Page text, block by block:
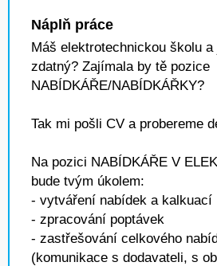
Náplň práce
Máš elektrotechnickou školu
zdatný? Zajímala by tě pozice
NABÍDKÁŘE/NABÍDKÁŘKY?
Tak mi pošli CV a probereme
Na pozici NABÍDKÁŘE V
bude tvým úkolem:
- vytváření nabídek a kalkuací
- zpracování poptávek
- zastřešování celkového
(komunikace s dodavateli, s